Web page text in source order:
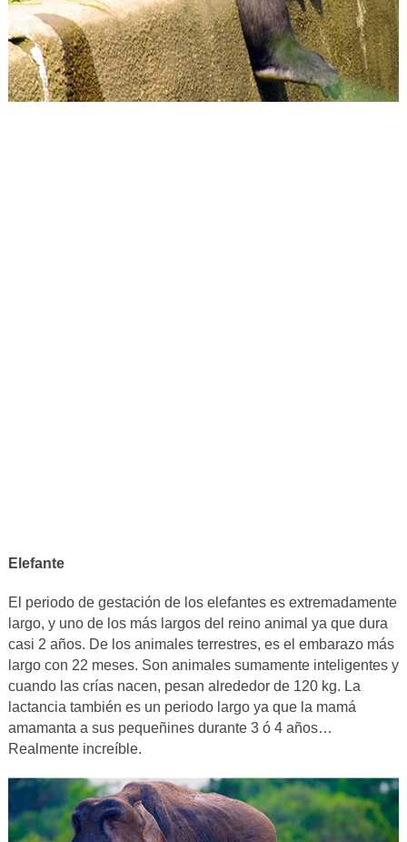
Elefante
El periodo de gestación de los elefantes es extremadamente
largo, y uno de los más largos del reino animal ya que dura
casi 2 años. De los animales terrestres, es el embarazo más
largo con 22 meses. Son animales sumamente inteligentes y
cuando las crías nacen, pesan alrededor de 120 kg. La
lactancia también es un periodo largo ya que la mamá
amamanta a sus pequeñines durante 3 ó 4 años…
Realmente increíble.